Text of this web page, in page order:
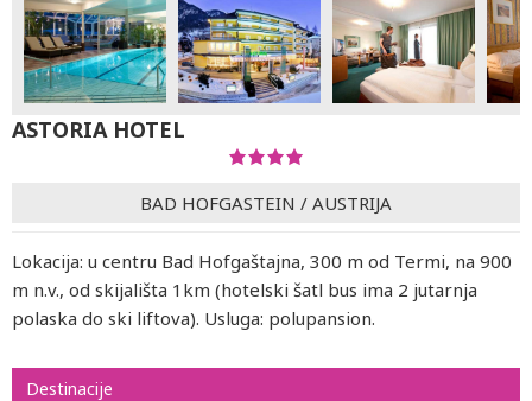
ASTORIA HOTEL
BAD HOFGASTEIN / AUSTRIJA
Lokacija: u centru Bad Hofgaštajna, 300 m od Termi, na 900
m n.v., od skijališta 1km (hotelski šatl bus ima 2 jutarnja
polaska do ski liftova). Usluga: polupansion.
Destinacije